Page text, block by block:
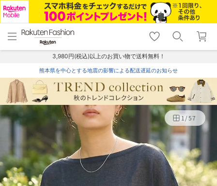
menu home
トップ
shopping_cart lock_outline
ログイン
3,980円(税込)以上のお買い物で送料無料！
熊本県を中心とする地震の影響による配送遅延のお知らせ
1/57